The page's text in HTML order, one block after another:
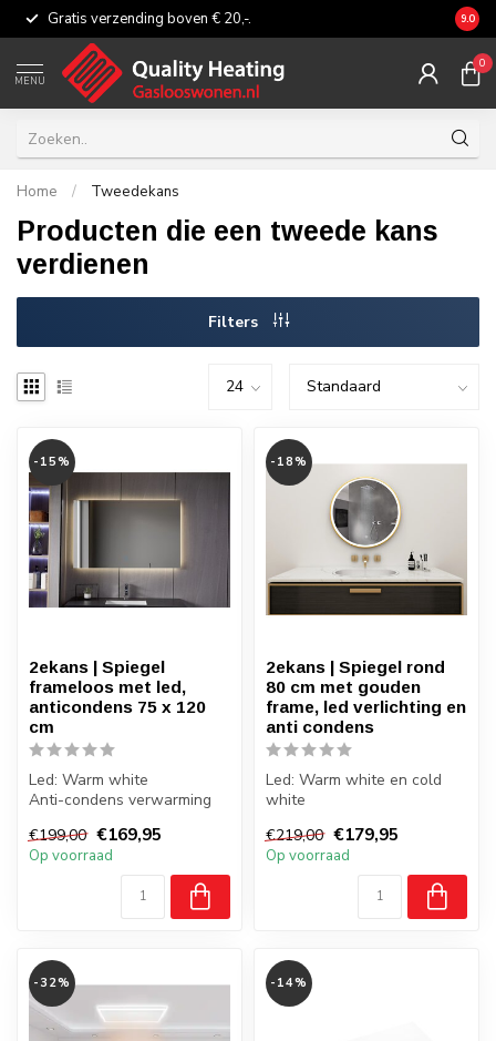
Gratis verzending boven € 20,-. 9.0
MENU
0
Home / Tweedekans
Producten die een tweede kans
verdienen
Filters
-15%
2ekans | Spiegel
frameloos met led,
anticondens 75 x 120
cm
Led: Warm white
Anti-condens verwarming
€199,00 €169,95
Op voorraad
-18%
2ekans | Spiegel rond
80 cm met gouden
frame, led verlichting en
anti condens
Led: Warm white en cold
white
Met ombouw frame
€219,00 €179,95
Op voorraad
-32% -14%